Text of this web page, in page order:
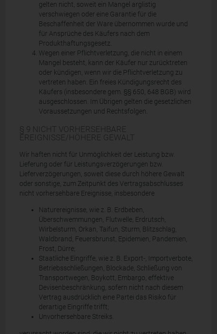
gelten nicht, soweit ein Mangel arglistig
verschwiegen oder eine Garantie für die
Beschaffenheit der Ware übernommen wurde und
für Ansprüche des Käufers nach dem
Produkthaftungsgesetz.
Wegen einer Pflichtverletzung, die nicht in einem
Mangel besteht, kann der Käufer nur zurücktreten
oder kündigen, wenn wir die Pflichtverletzung zu
vertreten haben. Ein freies Kündigungsrecht des
Käufers (insbesondere gem. §§ 650, 648 BGB) wird
ausgeschlossen. Im Übrigen gelten die gesetzlichen
Voraussetzungen und Rechtsfolgen.
§ 9 NICHT VORHERSEHBARE
EREIGNISSE/HÖHERE GEWALT
Wir haften nicht für Unmöglichkeit der Leistung bzw.
Lieferung oder für Leistungsverzögerungen bzw.
Lieferverzögerungen, soweit diese durch höhere Gewalt
oder sonstige, zum Zeitpunkt des Vertragsabschlusses
nicht vorhersehbare Ereignisse, insbesondere
Naturereignisse, wie z. B. Erdbeben,
Überschwemmungen, Flutwelle, Erdrutsch,
Wirbelsturm, Orkan, Taifun, Sturm, Blitzschlag,
Waldbrand, Feuersbrunst, Epidemien, Pandemien,
Frost, Dürre;
Staatliche Eingriffe, wie z. B. Export-, Importverbote,
Betriebsschließungen, Blockade, Schließung von
Transportwegen, Boykott, Embargo, effektive
Devisenbeschränkung, sofern nicht nach diesem
Vertrag ausdrücklich eine Partei das Risiko für
derartige Eingriffe trifft;
Unvorhersehbare Streiks.